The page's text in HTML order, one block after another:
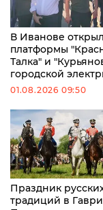
В Иванове
платформы
Талка" и
городской
01.08.2026 09:50
Праздник
традиций в